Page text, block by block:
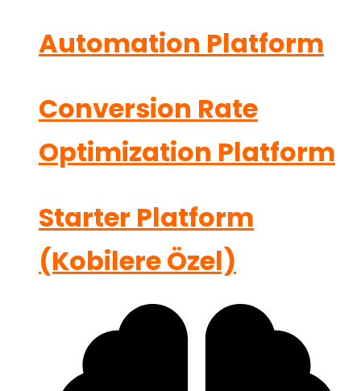
Automation Platform
Conversion Rate
Optimization Platform
Starter Platform
(Kobilere Özel)